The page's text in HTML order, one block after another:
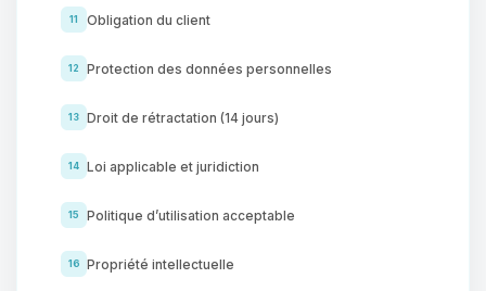
11 Obligation du client
12 Protection des données personnelles
13 Droit de rétractation (14 jours)
14 Loi applicable et juridiction
15 Politique d’utilisation acceptable
16 Propriété intellectuelle